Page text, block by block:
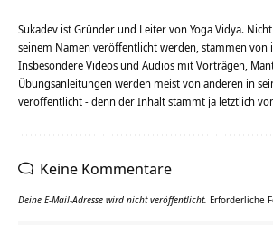
Sukadev ist Gründer und Leiter von Yoga Vidya.
seinem Namen veröffentlicht werden, stammen von
Insbesondere Videos und Audios mit Vorträgen,
Übungsanleitungen werden meist von anderen in
veröffentlicht - denn der Inhalt stammt ja letztlich
Keine Kommentare
Deine E-Mail-Adresse wird nicht veröffentlicht. Erforderliche